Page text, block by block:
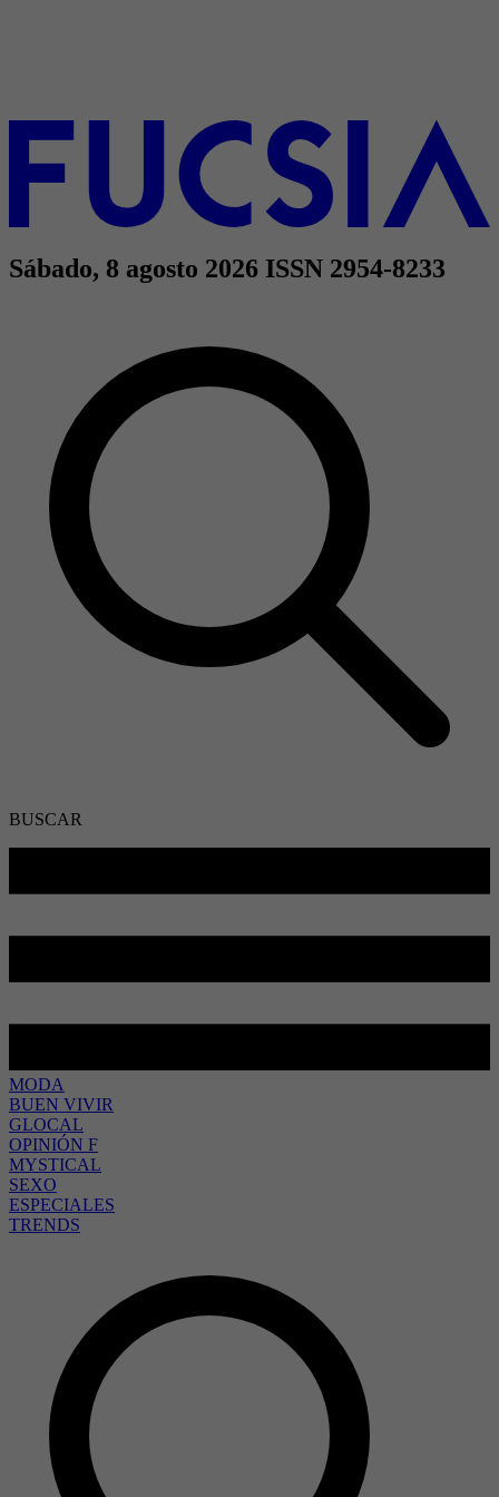
Sábado, 8 agosto 2026 ISSN 2954-8233
BUSCAR
MODA
BUEN VIVIR
GLOCAL
OPINIÓN F
MYSTICAL
SEXO
ESPECIALES
TRENDS